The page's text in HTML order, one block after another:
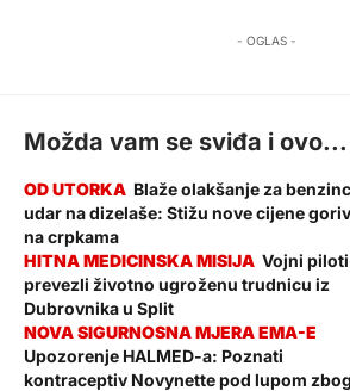
- OGLAS -
Možda vam se sviđa i ovo...
Blaže olakšanje za
udar na dizelaše: Stižu nove cijene
na crpkama
Vojni piloti
prevezli životno ugroženu trudnicu iz
Dubrovnika u Split
Upozorenje HALMED-a: Poznati
kontraceptiv Novynette pod lupom zbog